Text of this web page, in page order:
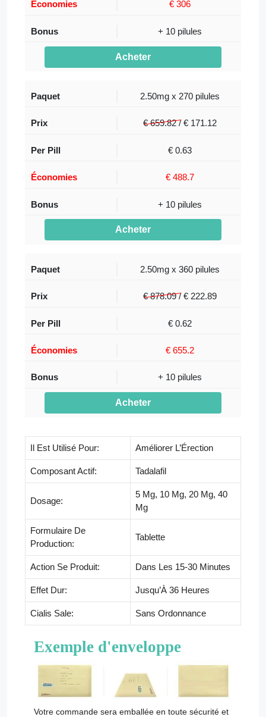
€ 306
+ 10 pilules
Acheter
2.50mg x 270 pilules
€ 659.82 / € 171.12
€ 0.63
€ 488.7
+ 10 pilules
Acheter
2.50mg x 360 pilules
€ 878.09 / € 222.89
€ 0.62
€ 655.2
+ 10 pilules
Acheter
Il Est Utilisé Pour: Améliorer L’Érection
Composant Actif: Tadalafil
Dosage:
5 Mg, 10 Mg, 20 Mg, 40
Mg
Formulaire De
Production:
Tablette
Action Se Produit: Dans Les 15-30 Minutes
Effet Dur: Jusqu’À 36 Heures
Cialis Sale: Sans Ordonnance
Exemple d'enveloppe
Votre commande sera emballée en toute sécurité et